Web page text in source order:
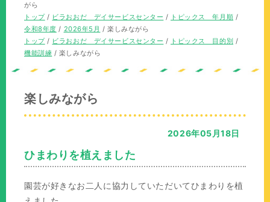
在
の
位
置：
がら
現
在
の
位
トップ/ ビラおおだ デイサービスセンター / トピックス 年月順 /
令和8年度 / 2026年5月 /楽しみながら
現
在
トップ/ ビラおおだ デイサービスセンター / トピックス 目的別 /
機能訓練 / 楽しみながら
楽しみながら
2026年05月18日
ひまわりを植えました
園芸が好きなお二人に協力していただいてひまわりを植